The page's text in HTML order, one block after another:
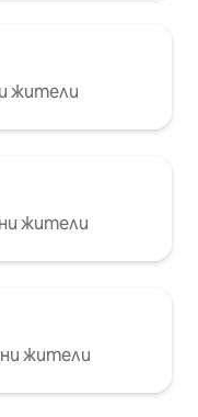
жители
жители
жители